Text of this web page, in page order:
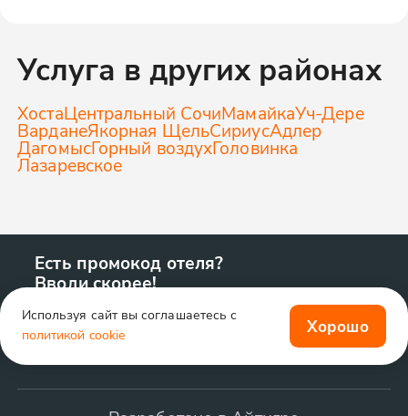
Услуга в других районах
ХостаЦентральный СочиМамайкаУч-Дере
ВарданеЯкорная ЩельСириусАдлер
ДагомысГорный воздухГоловинка
Лазаревское
Есть промокод отеля?
Вводи скорее!
Используя сайт вы соглашаетесь с
политикой cookie
Хорошо